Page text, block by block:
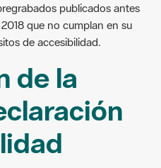
publicados antes
que no cumplan en su
de accesibilidad.
de la